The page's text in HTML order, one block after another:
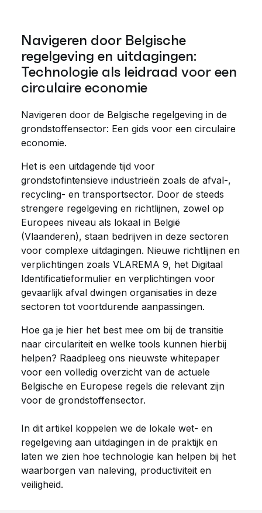
Navigeren door Belgische
regelgeving en uitdagingen:
Technologie als leidraad voor een
circulaire economie
Navigeren door de Belgische regelgeving in de
grondstoffensector: Een gids voor een circulaire
economie.
Het is een uitdagende tijd voor
grondstofintensieve industrieën zoals de afval-,
recycling- en transportsector. Door de steeds
strengere regelgeving en richtlijnen, zowel op
Europees niveau als lokaal in België
(Vlaanderen), staan bedrijven in deze sectoren
voor complexe uitdagingen. Nieuwe richtlijnen en
verplichtingen zoals VLAREMA 9, het Digitaal
Identificatieformulier en verplichtingen voor
gevaarlijk afval dwingen organisaties in deze
sectoren tot voortdurende aanpassingen.
Hoe ga je hier het best mee om bij de transitie
naar circulariteit en welke tools kunnen hierbij
helpen? Raadpleeg ons nieuwste whitepaper
voor een volledig overzicht van de actuele
Belgische en Europese regels die relevant zijn
voor de grondstoffensector.
In dit artikel koppelen we de lokale wet- en
regelgeving aan uitdagingen in de praktijk en
laten we zien hoe technologie kan helpen bij het
waarborgen van naleving, productiviteit en
veiligheid.